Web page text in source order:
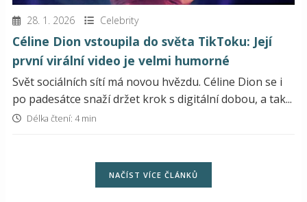
28. 1. 2026 Celebrity
Céline Dion vstoupila do světa TikToku: Její
první virální video je velmi humorné
Svět sociálních sítí má novou hvězdu. Céline Dion se i
po padesátce snaží držet krok s digitální dobou, a tak...
Délka čtení: 4 min
NAČÍST VÍCE ČLÁNKŮ